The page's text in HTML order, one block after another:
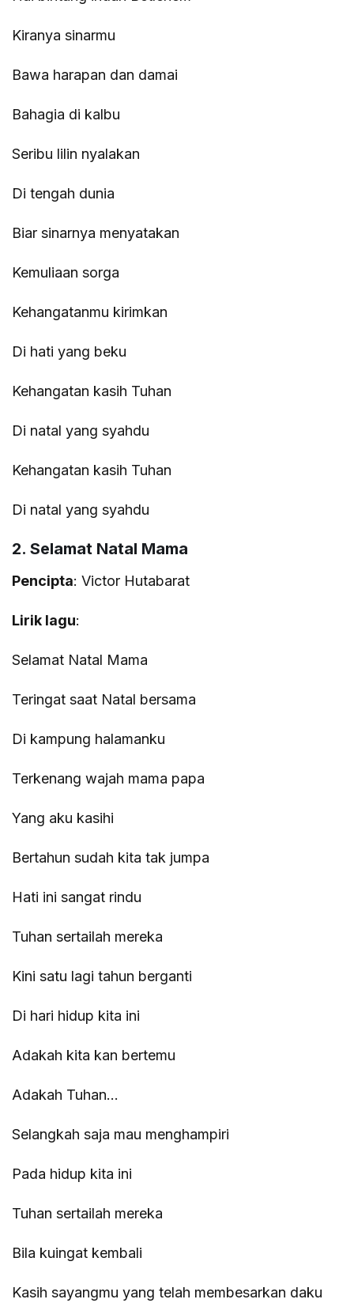
Kiranya sinarmu
Bawa harapan dan damai
Bahagia di kalbu
Seribu lilin nyalakan
Di tengah dunia
Biar sinarnya menyatakan
Kemuliaan sorga
Kehangatanmu kirimkan
Di hati yang beku
Kehangatan kasih Tuhan
Di natal yang syahdu
Kehangatan kasih Tuhan
Di natal yang syahdu
2. Selamat Natal Mama
Pencipta: Victor Hutabarat
Lirik lagu:
Selamat Natal Mama
Teringat saat Natal bersama
Di kampung halamanku
Terkenang wajah mama papa
Yang aku kasihi
Bertahun sudah kita tak jumpa
Hati ini sangat rindu
Tuhan sertailah mereka
Kini satu lagi tahun berganti
Di hari hidup kita ini
Adakah kita kan bertemu
Adakah Tuhan…
Selangkah saja mau menghampiri
Pada hidup kita ini
Tuhan sertailah mereka
Bila kuingat kembali
Kasih sayangmu yang telah membesarkan daku